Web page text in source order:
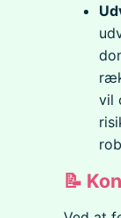
vil
📝